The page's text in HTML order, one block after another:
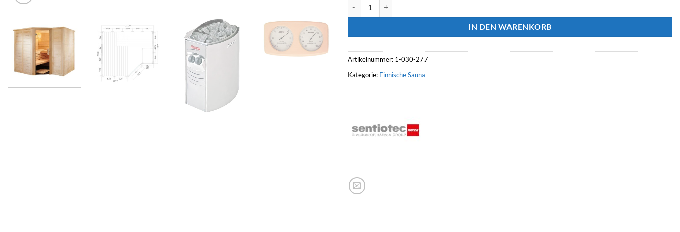
IN DEN WARENKORB
Artikelnummer: 1-030-277
Kategorie: Finnische Sauna